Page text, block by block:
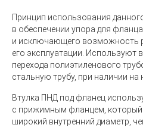
Принцип использования
в обеспечении упора для
и исключающего возможность
его эксплуатации. Используют
перехода полиэтиленового
стальную трубу, при наличии на
Втулка ПНД под фланец
с прижимным фланцем, который
широкий внутренний диаметр,